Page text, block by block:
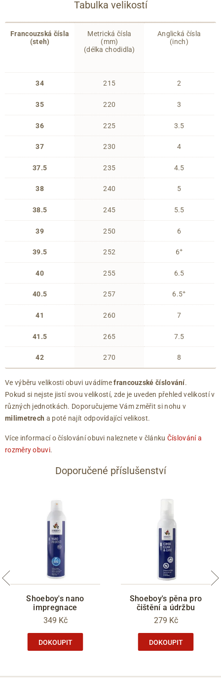
Tabulka velikostí
Francouzská čísla
(steh)
34
35
36
37
37.5
38
38.5
39
39.5
40
40.5
41
41.5
42
Metrická čísla
(mm)
(délka chodidla)
215
220
225
230
235
240
245
250
252
255
257
260
265
270
Anglická čísla
(inch)
2
3
3.5
4
4.5
5
5.5
6
6+
6.5
6.5+
7
7.5
8
Ve výběru velikosti obuvi uvádímefrancouzské číslování.
Pokud si nejste jistí svou velikostí, zde je uveden přehled velikostí v
různých jednotkách. Doporučujeme Vám změřit si nohu v
milimetrech a poté najít odpovídající velikost.
Více informací o číslování obuvi naleznete v článku Číslování a
rozměry obuvi.
Doporučené příslušenství
Shoeboy's nano
impregnace
349 Kč
DOKOUPIT
Shoeboy's pěna pro
čištění a údržbu
279 Kč
DOKOUPIT